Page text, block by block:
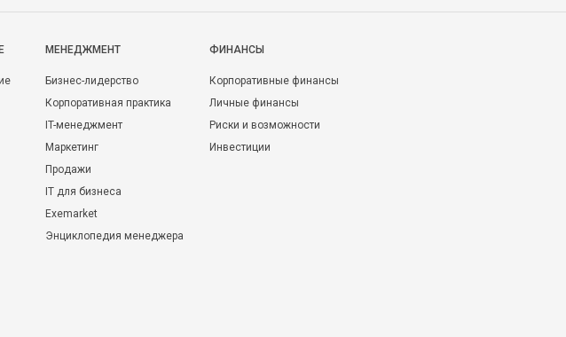
МЕНЕДЖМЕНТ
Бизнес-лидерство
Корпоративная практика
IT-менеджмент
Маркетинг
Продажи
IT для бизнеса
Exemarket
Энциклопедия менеджера
ФИНАНСЫ
Корпоративные финансы
Личные финансы
Риски и возможности
Инвестиции